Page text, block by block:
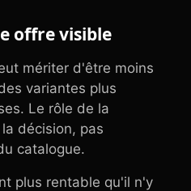
offre visible
mériter d'être moins
variantes plus
Le rôle de la
décision, pas
catalogue.
plus rentable qu'il n'y